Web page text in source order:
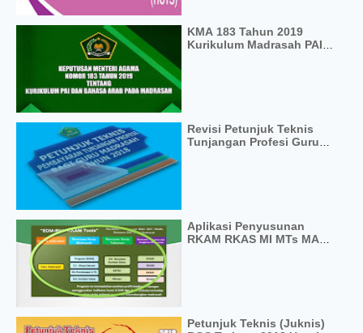
KMA 183 Tahun 2019
Kurikulum Madrasah PAI
Revisi Petunjuk Teknis
Tunjangan Profesi Guru
Aplikasi Penyusunan
RKAM RKAS MI MTs MA
Petunjuk Teknis (Juknis)